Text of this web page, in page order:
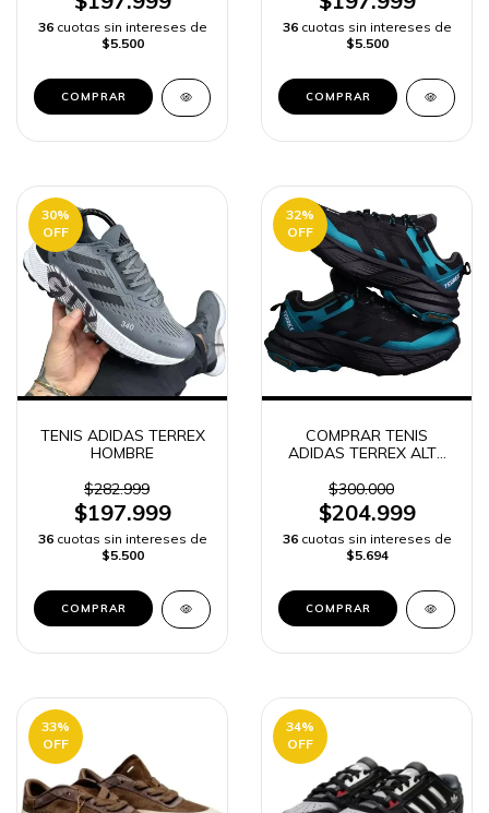
36 cuotas sin intereses de
$5.500
COMPRAR
36 cuotas sin intereses de
$5.500
COMPRAR
30%
OFF
TENIS ADIDAS TERREX
HOMBRE
$282.999
$197.999
36 cuotas sin intereses de
$5.500
COMPRAR
32%
OFF
COMPRAR TENIS
ADIDAS TERREX ALTA
$300.000
$204.999
36 cuotas sin intereses de
$5.694
COMPRAR
33%
OFF
34%
OFF